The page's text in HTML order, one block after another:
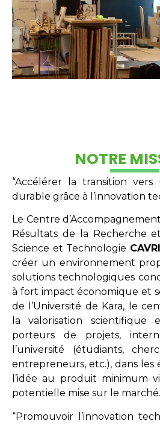
NOTRE
“Accélérer la transition
durable grâce à l’innovation
Le Centre
Résultats de la Recherche
Science et Technologie
créer un environnement
solutions technologiques
à fort impact économique et
de l’Université de Kara, le
la valorisation scientifique
porteurs de projets,
l’université (étudiants,
entrepreneurs, etc.), dans les
l’idée au produit minimum
potentielle mise sur le marché.
“Promouvoir l’innovation